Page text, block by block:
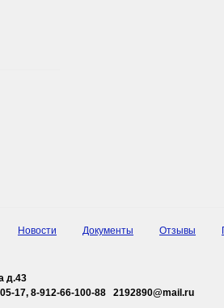
Новости Документы Отзывы
д.43
17, 8-912-66-100-88 2192890@mail.ru